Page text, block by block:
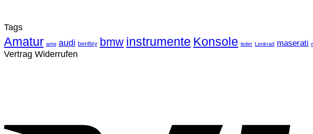
Tags
Amatur amg audi bentley bmw instrumente Konsole leder Lenkrad maserati
Vertrag Widerrufen